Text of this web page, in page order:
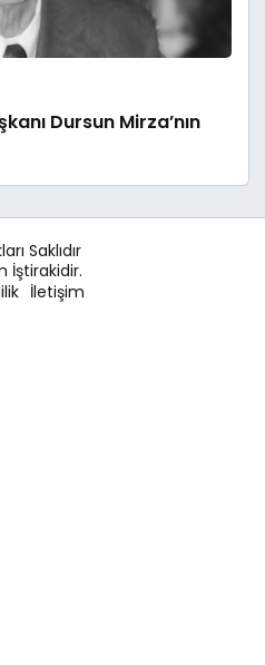
Dursun Mirza’nın
Saklıdır
İştirakidir.
İletişim